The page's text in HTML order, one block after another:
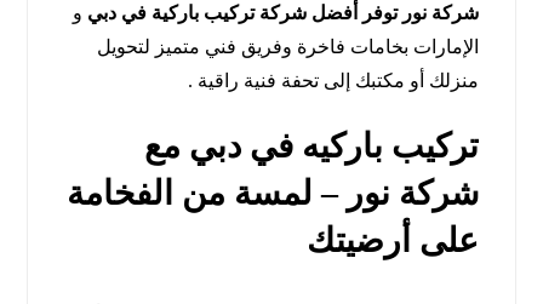
شركة نور توفر أفضل شركة تركيب باركية في دبي و
الإمارات بخامات فاخرة وفريق فني متميز لتحويل
منزلك أو مكتبك إلى تحفة فنية راقية .
تركيب باركيه في دبي مع
شركة نور – لمسة من الفخامة
على أرضيتك